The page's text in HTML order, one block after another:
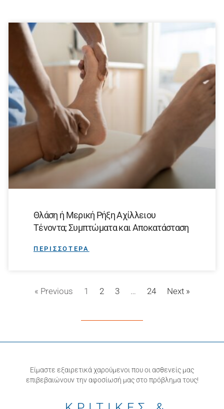
Θλάση ή Μερική Ρήξη Αχίλλειου
Τένοντα; Συμπτώματα και Αποκατάσταση
ΠΕΡΙΣΣΟΤΕΡΑ
« Previous 1 2 3 … 24 Next »
Είμαστε εξαιρετικά χαρούμενοι που οι ασθενείς μας
επιβεβαιώνουν την αφοσίωσή μας στο πρόβλημα τους!